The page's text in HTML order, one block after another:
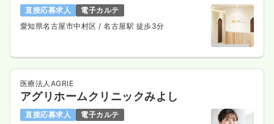
直接応募求人
電子カルテ
愛知県名古屋市中村区/ 名古屋駅 徒歩3分
医療法人AGRIE
アグリホームクリニックみよし
直接応募求人
電子カルテ